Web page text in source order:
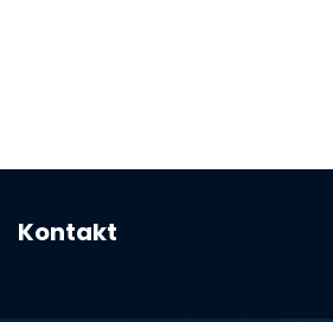
Kontakt